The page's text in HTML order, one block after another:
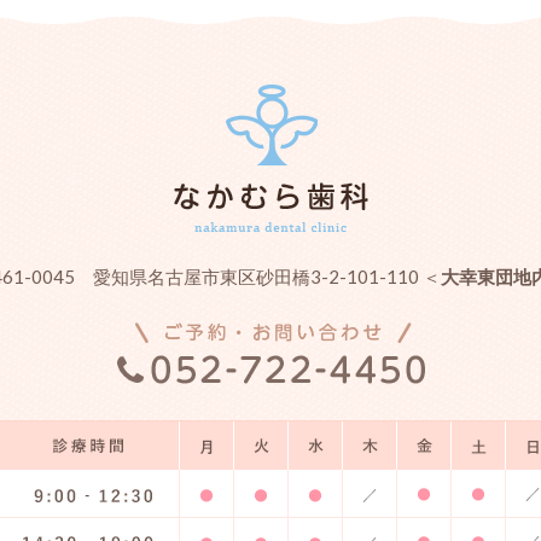
0045 愛知県名古屋市東区砂田橋3-2-101-110 ＜ 大幸東団地